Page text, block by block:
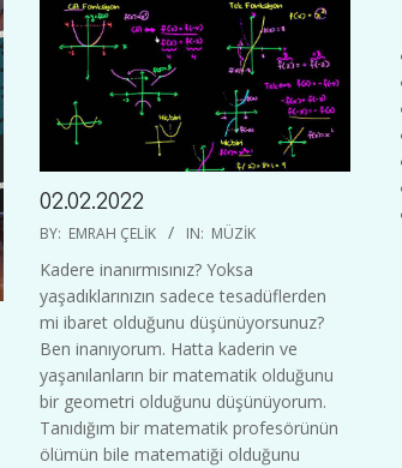
02.02.2022
2022-
02
BY: EMRAH ÇELIK IN: MÜZIK
Kadere inanırmısınız? Yoksa
yaşadıklarınızın sadece tesadüflerden
mi ibaret olduğunu düşünüyorsunuz?
Ben inanıyorum. Hatta kaderin ve
yaşanılanların bir matematik olduğunu
bir geometri olduğunu düşünüyorum.
Tanıdığım bir matematik profesörünün
ölümün bile matematiği olduğunu